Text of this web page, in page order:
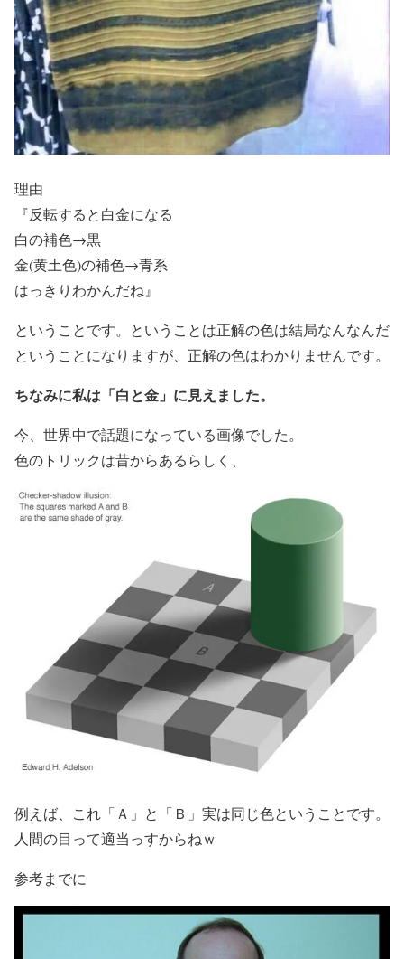
理由
『反転すると白金になる
白の補色→黒
金(黄土色)の補色→青系
はっきりわかんだね』
ということです。ということは正解の色は結局なんなんだ
ということになりますが、正解の色はわかりませんです。
ちなみに私は「白と金」に見えました。
今、世界中で話題になっている画像でした。
色のトリックは昔からあるらしく、
例えば、これ「Ａ」と「Ｂ」実は同じ色ということです。
人間の目って適当っすからねｗ
参考までに